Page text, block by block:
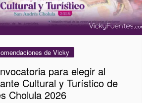
de Vicky
para elegir al
Cultural y Turístico de
Cholula 2026